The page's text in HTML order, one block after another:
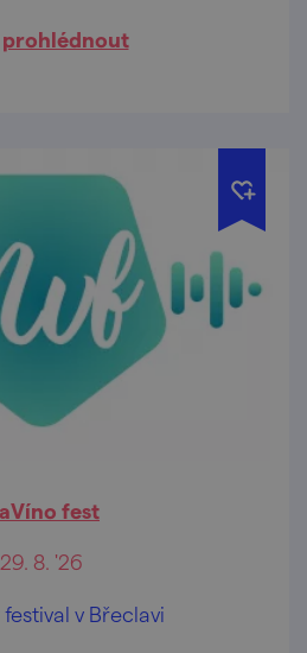
prohlédnout
fest
29. 8. '26
v Břeclavi